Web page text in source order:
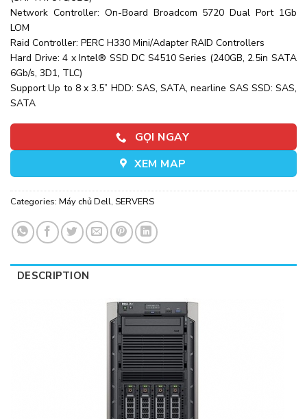
Network Controller: On-Board Broadcom 5720 Dual Port 1Gb
LOM
Raid Controller: PERC H330 Mini/Adapter RAID Controllers
Hard Drive: 4 x Intel® SSD DC S4510 Series (240GB, 2.5in SATA
6Gb/s, 3D1, TLC)
Support Up to 8 x 3.5” HDD: SAS, SATA, nearline SAS SSD: SAS,
SATA
GỌI NGAY
XEM MAP
Categories: Máy chủ Dell, SERVERS
DESCRIPTION